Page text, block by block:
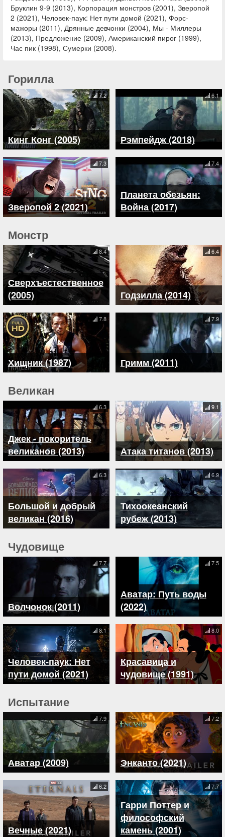
Бруклин 9-9 (2013), Корпорация монстров (2001), Зверопой
2 (2021), Человек-паук: Нет пути домой (2021), Форс-
мажоры (2011), Дрянные девчонки (2004), Мы - Миллеры
(2013), Предложение (2009), Американский пирог (1999),
Час пик (1998), Сумерки (2008).
Горилла
Кинг Конг (2005)
7.2
Рэмпейдж (2018)
6.1
Зверопой 2 (2021)
7.3
Планета обезьян:
Война (2017)
7.4
Монстр
Сверхъестественное
(2005)
8.4
Годзилла (2014)
6.4
Хищник (1987)
7.8
Гримм (2011)
7.9
Великан
Джек - покоритель
великанов (2013)
6.3
Атака титанов (2013)
9.1
Большой и добрый
великан (2016)
6.3
Тихоокеанский
рубеж (2013)
6.9
Чудовище
Волчонок (2011)
7.7
Аватар: Путь воды
(2022)
7.5
Человек-паук: Нет
пути домой (2021)
8.1
Красавица и
чудовище (1991)
8.0
Испытание
Аватар (2009)
7.9
Энканто (2021)
7.2
Вечные (2021)
6.2
Гарри Поттер и
философский
камень (2001)
7.7